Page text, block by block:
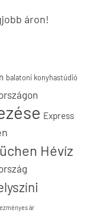
áron!
balatoni konyhastúdió
Express
Hévíz
ár